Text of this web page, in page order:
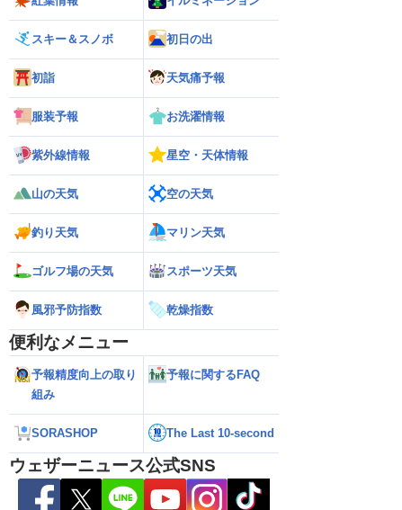
台風13号が沖縄・奄
かけ荒天続く（7
への影響は？（2026年8月6日22時更
スキー＆スノボ 初日の出
初詣 天気痛予報
服装予報 お洗濯情報
紫外線情報 星空・天体情報
山の天気 空の天気
釣り天気 マリン天気
ゴルフ場の天気 スポーツ天気
風邪予防指数 乾燥指数
便利なメニュー
予報精度向上の取り
組み
予報に関するFAQ
SORASHOP The Last 10-second
ウェザーニュース公式SNS